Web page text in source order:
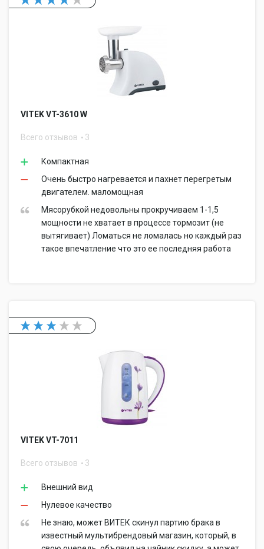
VITEK VT-3610 W
Всего отзывов 3
Компактная
Очень быстро нагревается и пахнет перегретым
двигателем. маломощная
Мясорубкой недовольны прокручиваем 1-1,5
мощности не хватает в процессе тормозит (не
вытягивает) Ломаться не ломалась но каждый раз
такое впечатление что это ее последняя работа
VITEK VT-7011
Всего отзывов 3
Внешний вид
Нулевое качество
Не знаю, может ВИТЕК скинул партию брака в
известный мультибрендовый магазин, который, в